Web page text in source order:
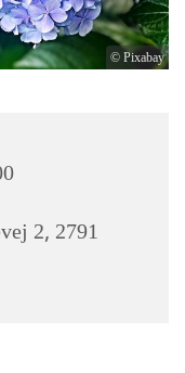
© Pixabay
2, 2791